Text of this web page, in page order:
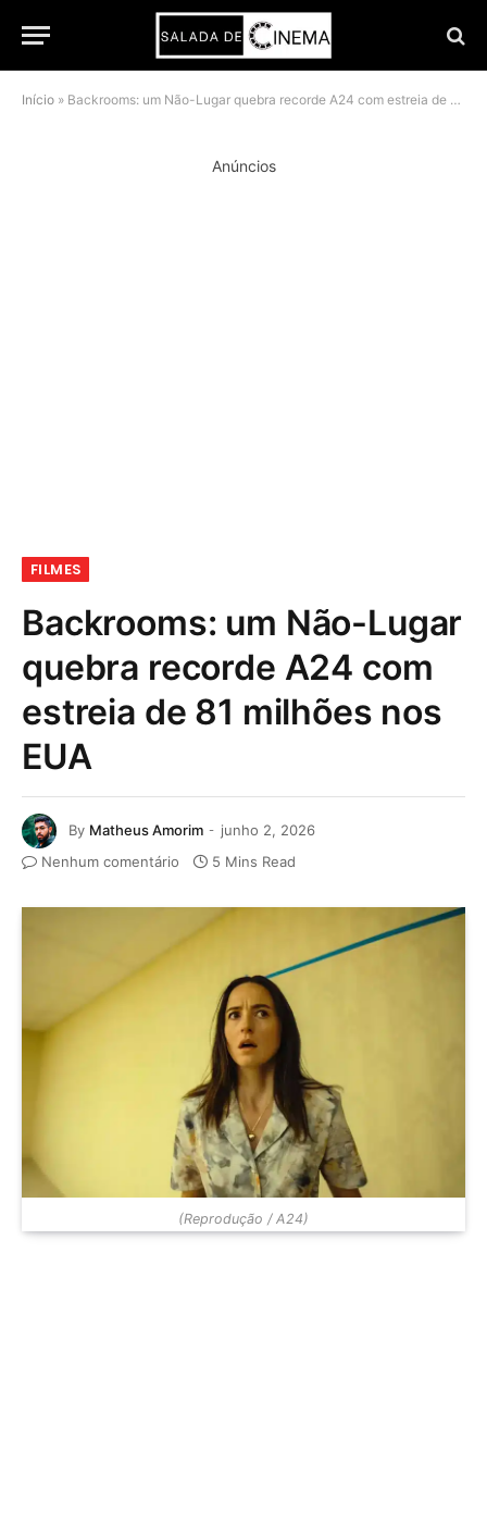
Início » Backrooms: um Não-Lugar quebra recorde A24 com estreia de 81 milhões nos EUA
Anúncios
FILMES
Backrooms: um Não-Lugar
quebra recorde A24 com
estreia de 81 milhões nos
EUA
By Matheus Amorim
junho 2, 2026
Nenhum comentário
5 Mins Read
(Reprodução / A24)